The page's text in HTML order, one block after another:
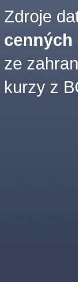
Zdroje
cenných
ze
kurzy z